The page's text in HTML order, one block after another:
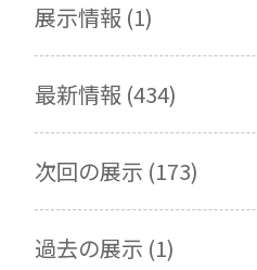
展示情報 (1)
最新情報 (434)
次回の展示 (173)
過去の展示 (1)